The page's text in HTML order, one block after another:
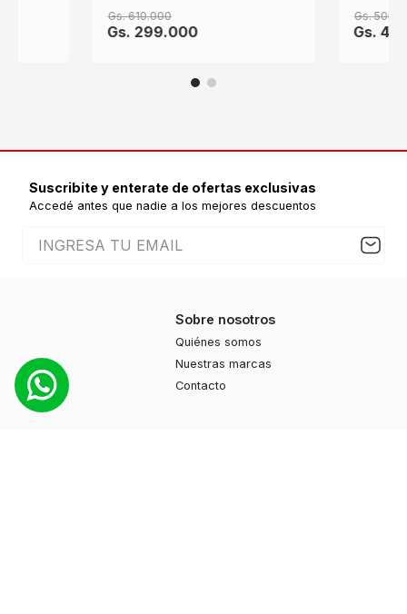
Gs. 610.000
Gs. 299.000
Gs. 500
Gs.
Suscribite y enterate de ofertas exclusivas
Accedé antes que nadie a los mejores descuentos
Sobre nosotros
Quiénes somos
Nuestras marcas
Contacto